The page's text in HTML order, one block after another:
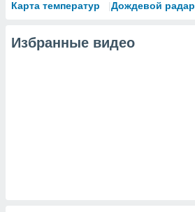
Карта температур Дождевой радар
Избранные видео